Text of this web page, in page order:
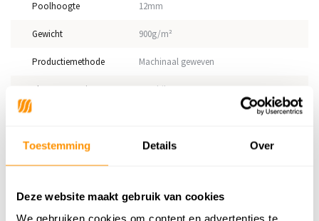
Toestemming Details Over
Deze website maakt gebruik van cookies
We gebruiken cookies om content en advertenties te
Poolhoogte 12mm
Gewicht 900g/m²
Productiemethode Machinaal geweven
Vloerverwarming Geschikt